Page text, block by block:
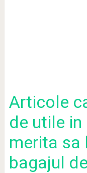
Articole
de utile
merita sa
bagajul